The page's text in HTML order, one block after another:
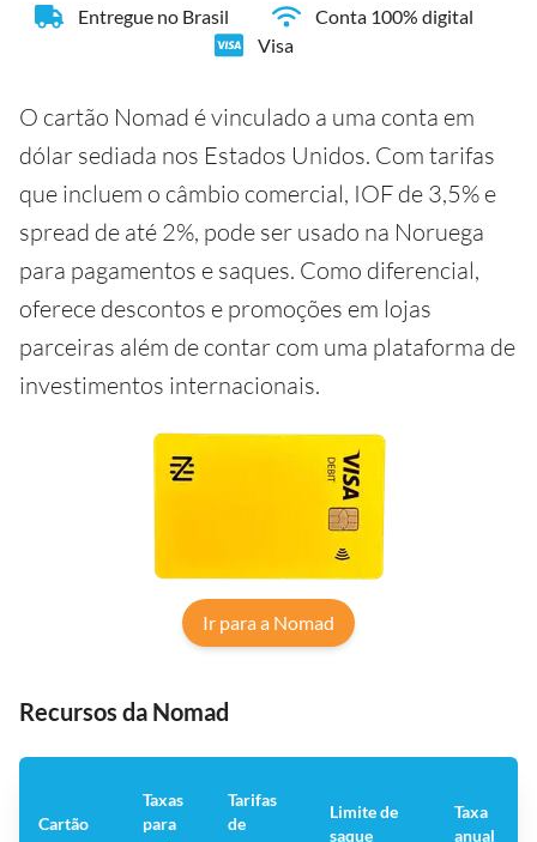
Entregue no Brasil
Conta 100% digital
Visa
O cartão Nomad é vinculado a uma conta em
dólar sediada nos Estados Unidos. Com tarifas
que incluem o câmbio comercial, IOF de 3,5% e
spread de até 2%, pode ser usado na Noruega
para pagamentos e saques. Como diferencial,
oferece descontos e promoções em lojas
parceiras além de contar com uma plataforma de
investimentos internacionais.
Ir para a Nomad
Recursos da Nomad
Cartão
Taxas
para
Tarifas
de
Limite de
saque
Taxa
anual